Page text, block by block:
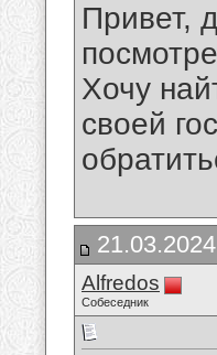
Привет,
Хочу
своей
Alfredos
Собеседник